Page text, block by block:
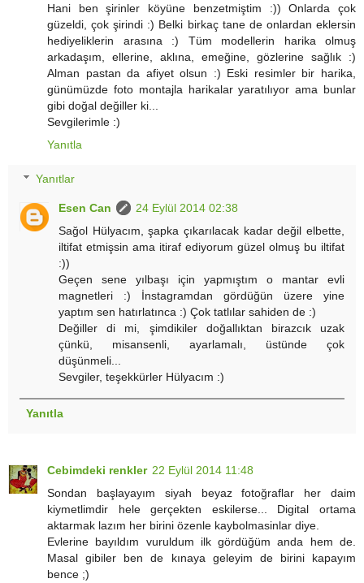
Hani ben şirinler köyüne benzetmiştim :)) Onlarda çok
güzeldi, çok şirindi :) Belki birkaç tane de onlardan eklersin
hediyeliklerin arasına :) Tüm modellerin harika olmuş
arkadaşım, ellerine, aklına, emeğine, gözlerine sağlık :)
Alman pastan da afiyet olsun :) Eski resimler bir harika,
günümüzde foto montajla harikalar yaratılıyor ama bunlar
gibi doğal değiller ki...
Sevgilerimle :)
Yanıtla
Yanıtlar
Esen Can
24 Eylül 2014 02:38
Sağol Hülyacım, şapka çıkarılacak kadar değil elbette,
iltifat etmişsin ama itiraf ediyorum güzel olmuş bu iltifat
:))
Geçen sene yılbaşı için yapmıştım o mantar evli
magnetleri :) İnstagramdan gördüğün üzere yine
yaptım sen hatırlatınca :) Çok tatlılar sahiden de :)
Değiller di mi, şimdikiler doğallıktan birazcık uzak
çünkü, misansenli, ayarlamalı, üstünde çok
düşünmeli...
Sevgiler, teşekkürler Hülyacım :)
Yanıtla
Cebimdeki renkler 22 Eylül 2014 11:48
Sondan başlayayım siyah beyaz fotoğraflar her daim
kiymetlimdir hele gerçekten eskilerse... Digital ortama
aktarmak lazım her birini özenle kaybolmasinlar diye.
Evlerine bayıldım vuruldum ilk gördüğüm anda hem de.
Masal gibiler ben de kınaya geleyim de birini kapayım
bence ;)